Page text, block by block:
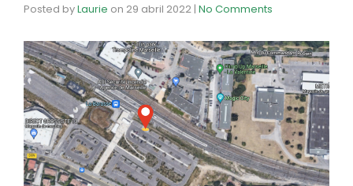
Posted byLaurie on 29 abril 2022 | No Comments